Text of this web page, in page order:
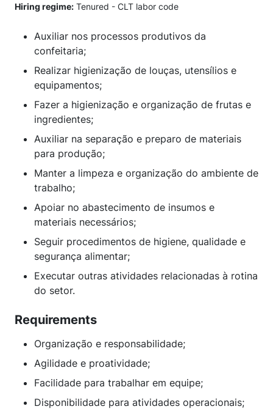
Hiring regime: Tenured - CLT labor code
Auxiliar nos processos produtivos da
confeitaria;
Realizar higienização de louças, utensílios e
equipamentos;
Fazer a higienização e organização de frutas e
ingredientes;
Auxiliar na separação e preparo de materiais
para produção;
Manter a limpeza e organização do ambiente de
trabalho;
Apoiar no abastecimento de insumos e
materiais necessários;
Seguir procedimentos de higiene, qualidade e
segurança alimentar;
Executar outras atividades relacionadas à rotina
do setor.
Requirements
Organização e responsabilidade;
Agilidade e proatividade;
Facilidade para trabalhar em equipe;
Disponibilidade para atividades operacionais;